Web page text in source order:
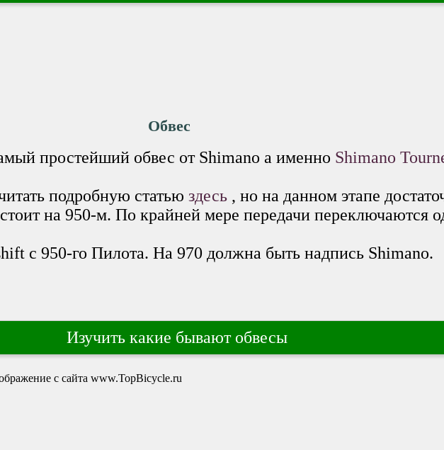
Обвес
простейший обвес от Shimano а именно Shimano
подробную статью здесь , но на данном этапе
на 950-м. По крайней мере передачи переключаются
с 950-го Пилота. На 970 должна быть надпись Shimano.
Изучить какие бывают обвесы